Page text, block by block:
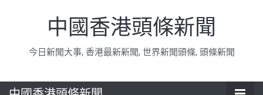
中國香港頭條新聞
今日新聞大事, 香港最新新聞, 世界新聞頭條, 頭條新聞